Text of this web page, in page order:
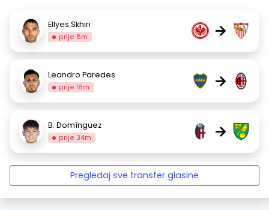
Ellyes Skhiri
prije 8m →
Leandro Paredes
prije 18m →
B. Domínguez
prije 34m →
Pregledaj sve transfer glasine